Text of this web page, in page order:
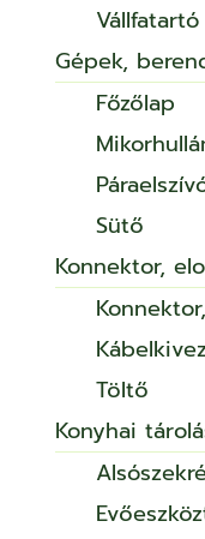
Vállfatartó
Gépek,
Főzőlap
Sütő
Konnektor,
Töltő
Konyhai